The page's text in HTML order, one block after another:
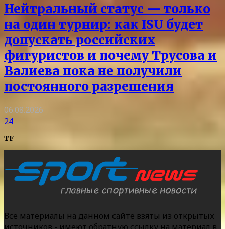
Нейтральный статус — только
на один турнир: как ISU будет
допускать российских
фигуристов и почему Трусова и
Валиева пока не получили
постоянного разрешения
06.08.2026
24
TF
Все материалы на данном сайте взяты из открытых